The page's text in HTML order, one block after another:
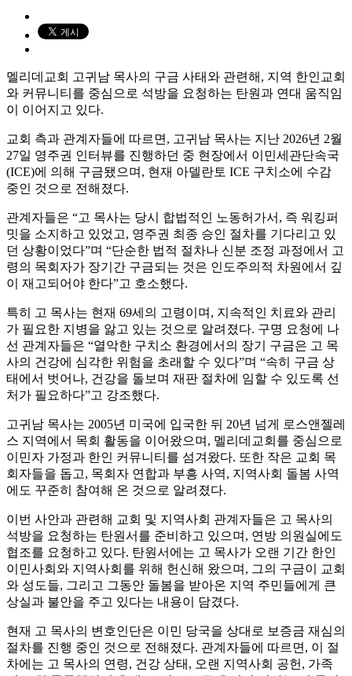
멜리데교회 고귀남 목사의 구금 사태와 관련해, 지역 한인교회
와 커뮤니티를 중심으로 석방을 요청하는 탄원과 연대 움직임
이 이어지고 있다.
교회 측과 관계자들에 따르면, 고귀남 목사는 지난 2026년 2월
27일 영주권 인터뷰를 진행하던 중 현장에서 이민세관단속국
(ICE)에 의해 구금됐으며, 현재 아델란토 ICE 구치소에 수감
중인 것으로 전해졌다.
관계자들은 “고 목사는 당시 합법적인 노동허가서, 즉 워킹퍼
밋을 소지하고 있었고, 영주권 최종 승인 절차를 기다리고 있
던 상황이었다”며 “단순한 법적 절차나 신분 조정 과정에서 고
령의 목회자가 장기간 구금되는 것은 인도주의적 차원에서 깊
이 재고되어야 한다”고 호소했다.
특히 고 목사는 현재 69세의 고령이며, 지속적인 치료와 관리
가 필요한 지병을 앓고 있는 것으로 알려졌다. 구명 요청에 나
선 관계자들은 “열악한 구치소 환경에서의 장기 구금은 고 목
사의 건강에 심각한 위험을 초래할 수 있다”며 “속히 구금 상
태에서 벗어나, 건강을 돌보며 재판 절차에 임할 수 있도록 선
처가 필요하다”고 강조했다.
고귀남 목사는 2005년 미국에 입국한 뒤 20년 넘게 로스앤젤레
스 지역에서 목회 활동을 이어왔으며, 멜리데교회를 중심으로
이민자 가정과 한인 커뮤니티를 섬겨왔다. 또한 작은 교회 목
회자들을 돕고, 목회자 연합과 부흥 사역, 지역사회 돌봄 사역
에도 꾸준히 참여해 온 것으로 알려졌다.
이번 사안과 관련해 교회 및 지역사회 관계자들은 고 목사의
석방을 요청하는 탄원서를 준비하고 있으며, 연방 의원실에도
협조를 요청하고 있다. 탄원서에는 고 목사가 오랜 기간 한인
이민사회와 지역사회를 위해 헌신해 왔으며, 그의 구금이 교회
와 성도들, 그리고 그동안 돌봄을 받아온 지역 주민들에게 큰
상실과 불안을 주고 있다는 내용이 담겼다.
현재 고 목사의 변호인단은 이민 당국을 상대로 보증금 재심의
절차를 진행 중인 것으로 전해졌다. 관계자들에 따르면, 이 절
차에는 고 목사의 연령, 건강 상태, 오랜 지역사회 공헌, 가족